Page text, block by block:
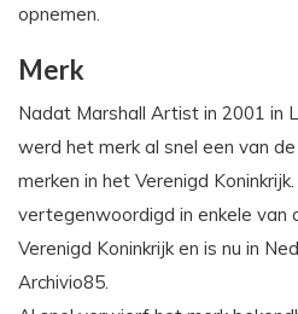
opnemen.
Merk
Nadat Marshall Artist in 2001 in
werd het merk al snel een van
merken in het Verenigd
vertegenwoordigd in enkele van
Verenigd Koninkrijk en is nu in
Archivio85.